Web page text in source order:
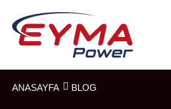
ANASAYFA BLOG